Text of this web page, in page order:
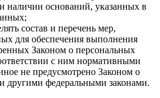
наличии оснований, указанных в
состав и перечень мер,
для обеспечения выполнения
Законом о персональных
с ним нормативными
не предусмотрено Законом о
другими федеральными законами.